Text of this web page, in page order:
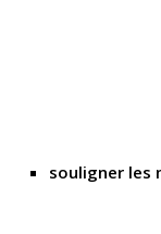
souligner les